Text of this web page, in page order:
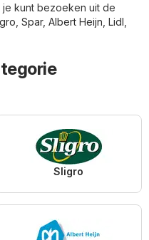
kunt bezoeken uit de
Spar, Albert Heijn Lidl
Sligro